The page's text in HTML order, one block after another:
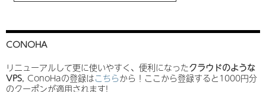
CONOHA
リニューアルして更に使いやすく、便利になったクラウドのような
VPS, ConoHaの登録はこちらから！ここから登録すると1000円分
のクーポンが適用されます!